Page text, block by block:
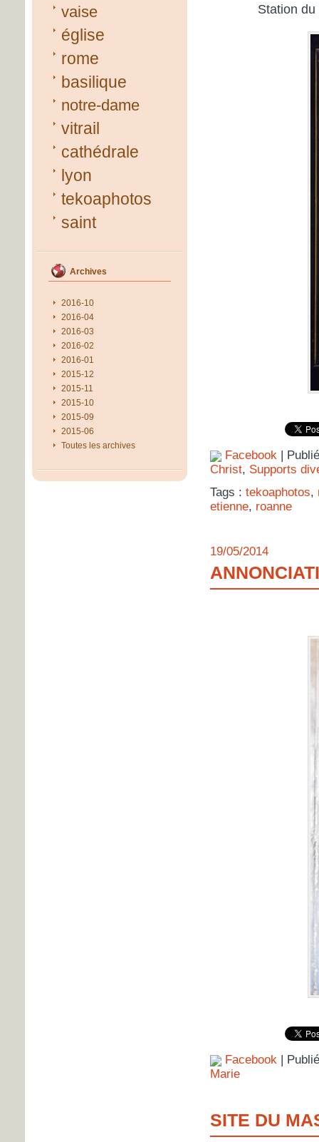
vaise
église
rome
basilique
notre-dame
vitrail
cathédrale
lyon
tekoaphotos
saint
Archives
2016-10
2016-04
2016-03
2016-02
2016-01
2015-12
2015-11
2015-10
2015-09
2015-06
Toutes les archives
Station
Facebook|
Christ, Supports
Tags : tekoaphotos,
etienne, roanne
19/05/2014
Facebook|
Marie
SITE DU